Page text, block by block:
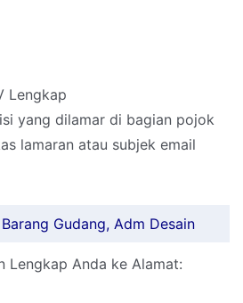
Lengkap
yang dilamar di bagian pojok
lamaran atau subjek email
Gudang, Adm Desain
Lengkap Anda ke Alamat: